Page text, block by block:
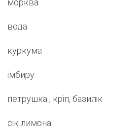
морква
вода
куркума
імбиру
петрушка , кріп, базилік
сік лимона